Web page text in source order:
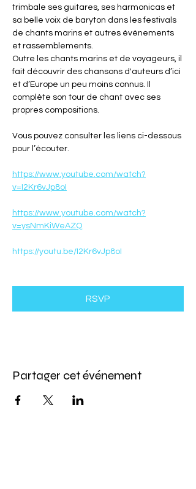
trimbale ses guitares, ses harmonicas et
sa belle voix de baryton dans les festivals
de chants marins et autres événements
et rassemblements.
Outre les chants marins et de voyageurs, il
fait découvrir des chansons d'auteurs d’ici
et d’Europe un peu moins connus. Il
complète son tour de chant avec ses
propres compositions.
Vous pouvez consulter les liens ci-dessous
pour l’écouter.
https://www.youtube.com/watch?
v=I2Kr6vJp8oI
https://www.youtube.com/watch?
v=ysNmKiWeAZQ
https://youtu.be/I2Kr6vJp8oI
RSVP
Partager cet événement